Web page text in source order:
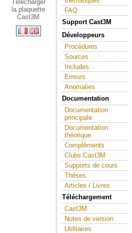
Télécharger
la plaquette
Cast3M
FAQ
Support Cast3M
Développeurs
Procédures
Sources
Includes
Erreurs
Anomalies
Documentation
Documentation
principale
Documentation
théorique
Compléments
Clubs Cast3M
Supports de cours
Thèses
Articles / Livres
Téléchargement
Cast3M
Notes de version
Utilitaires